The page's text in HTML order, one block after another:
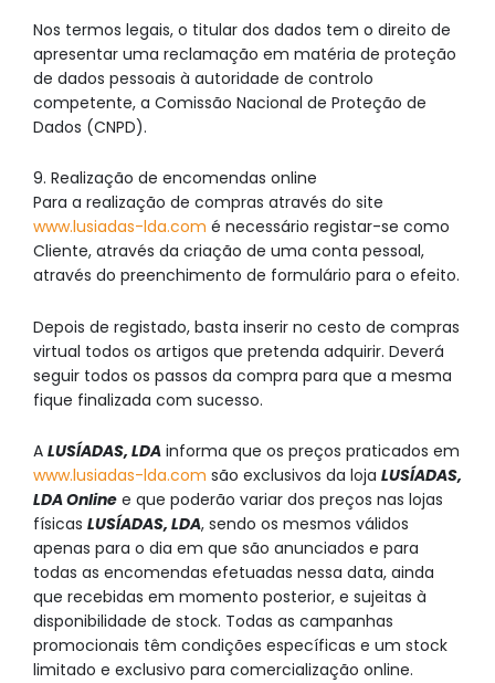
Nos termos legais, o titular dos dados tem o direito de
apresentar uma reclamação em matéria de proteção
de dados pessoais à autoridade de controlo
competente, a Comissão Nacional de Proteção de
Dados (CNPD).
9. Realização de encomendas online
Para a realização de compras através do site
www.lusiadas-lda.com é necessário registar-se como
Cliente, através da criação de uma conta pessoal,
através do preenchimento de formulário para o efeito.
Depois de registado, basta inserir no cesto de compras
virtual todos os artigos que pretenda adquirir. Deverá
seguir todos os passos da compra para que a mesma
fique finalizada com sucesso.
A LUSÍADAS, LDA informa que os preços praticados em
www.lusiadas-lda.com são exclusivos da loja LUSÍADAS,
LDA Online e que poderão variar dos preços nas lojas
físicas LUSÍADAS, LDA, sendo os mesmos válidos
apenas para o dia em que são anunciados e para
todas as encomendas efetuadas nessa data, ainda
que recebidas em momento posterior, e sujeitas à
disponibilidade de stock. Todas as campanhas
promocionais têm condições específicas e um stock
limitado e exclusivo para comercialização online.